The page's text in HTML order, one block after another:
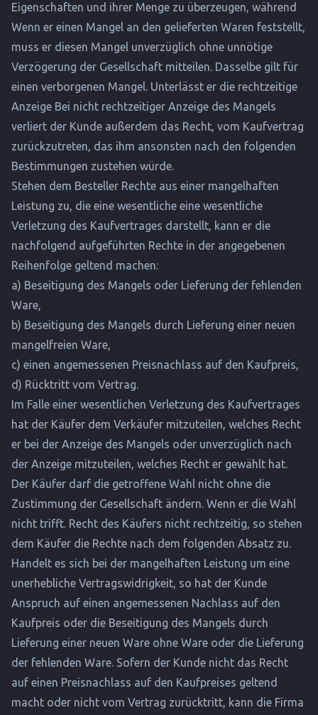
Eigenschaften und ihrer Menge zu überzeugen, während
Wenn er einen Mangel an den gelieferten Waren feststellt,
muss er diesen Mangel unverzüglich ohne unnötige
Verzögerung der Gesellschaft mitteilen. Dasselbe gilt für
einen verborgenen Mangel. Unterlässt er die rechtzeitige
Anzeige Bei nicht rechtzeitiger Anzeige des Mangels
verliert der Kunde außerdem das Recht, vom Kaufvertrag
zurückzutreten, das ihm ansonsten nach den folgenden
Bestimmungen zustehen würde.
Stehen dem Besteller Rechte aus einer mangelhaften
Leistung zu, die eine wesentliche eine wesentliche
Verletzung des Kaufvertrages darstellt, kann er die
nachfolgend aufgeführten Rechte in der angegebenen
Reihenfolge geltend machen:
a) Beseitigung des Mangels oder Lieferung der fehlenden
Ware,
b) Beseitigung des Mangels durch Lieferung einer neuen
mangelfreien Ware,
c) einen angemessenen Preisnachlass auf den Kaufpreis,
d) Rücktritt vom Vertrag.
Im Falle einer wesentlichen Verletzung des Kaufvertrages
hat der Käufer dem Verkäufer mitzuteilen, welches Recht
er bei der Anzeige des Mangels oder unverzüglich nach
der Anzeige mitzuteilen, welches Recht er gewählt hat.
Der Käufer darf die getroffene Wahl nicht ohne die
Zustimmung der Gesellschaft ändern. Wenn er die Wahl
nicht trifft. Recht des Käufers nicht rechtzeitig, so stehen
dem Käufer die Rechte nach dem folgenden Absatz zu.
Handelt es sich bei der mangelhaften Leistung um eine
unerhebliche Vertragswidrigkeit, so hat der Kunde
Anspruch auf einen angemessenen Nachlass auf den
Kaufpreis oder die Beseitigung des Mangels durch
Lieferung einer neuen Ware ohne Ware oder die Lieferung
der fehlenden Ware. Sofern der Kunde nicht das Recht
auf einen Preisnachlass auf den Kaufpreises geltend
macht oder nicht vom Vertrag zurücktritt, kann die Firma